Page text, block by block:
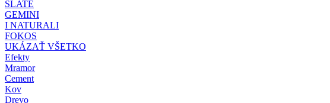
SLATE
GEMINI
I NATURALI
FOKOS
UKÁZAŤ VŠETKO
Efekty
Mramor
Cement
Kov
Drevo